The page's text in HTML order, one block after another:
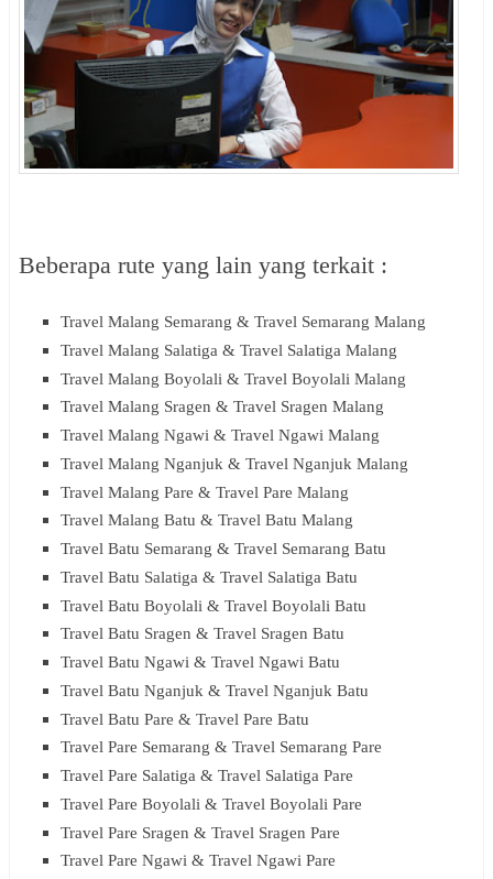
Beberapa rute yang lain yang terkait :
Travel Malang Semarang & Travel Semarang Malang
Travel Malang Salatiga & Travel Salatiga Malang
Travel Malang Boyolali & Travel Boyolali Malang
Travel Malang Sragen & Travel Sragen Malang
Travel Malang Ngawi & Travel Ngawi Malang
Travel Malang Nganjuk & Travel Nganjuk Malang
Travel Malang Pare & Travel Pare Malang
Travel Malang Batu & Travel Batu Malang
Travel Batu Semarang & Travel Semarang Batu
Travel Batu Salatiga & Travel Salatiga Batu
Travel Batu Boyolali & Travel Boyolali Batu
Travel Batu Sragen & Travel Sragen Batu
Travel Batu Ngawi & Travel Ngawi Batu
Travel Batu Nganjuk & Travel Nganjuk Batu
Travel Batu Pare & Travel Pare Batu
Travel Pare Semarang & Travel Semarang Pare
Travel Pare Salatiga & Travel Salatiga Pare
Travel Pare Boyolali & Travel Boyolali Pare
Travel Pare Sragen & Travel Sragen Pare
Travel Pare Ngawi & Travel Ngawi Pare